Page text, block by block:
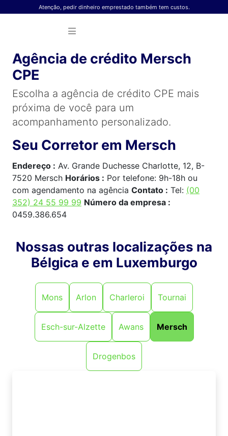
Skip to contentAtenção, pedir dinheiro emprestado também tem custos.
Agência de crédito Mersch
CPE
Escolha a agência de crédito CPE mais
próxima de você para um
acompanhamento personalizado.
Seu Corretor em Mersch
Endereço : Av. Grande Duchesse Charlotte, 12, B-
7520 Mersch Horários : Por telefone: 9h-18h ou
com agendamento na agência Contato : Tel: (00
352) 24 55 99 99 Número da empresa :
0459.386.654
Nossas outras localizações na
Bélgica e em Luxemburgo
Mons Arlon Charleroi Tournai
Esch-sur-Alzette Awans Mersch
Drogenbos